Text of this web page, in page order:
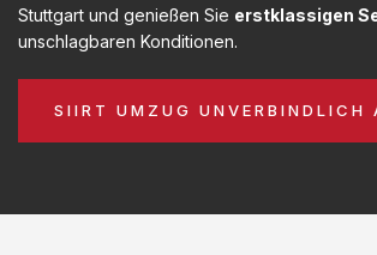
Stuttgart und genießen Sie erstklassigen
unschlagbaren Konditionen.
SIIRT UMZUG UNVERBINDLICH